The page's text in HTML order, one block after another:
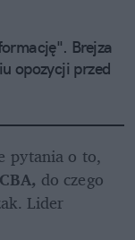
Brejza
opozycji przed
pytania o to,
do czego
Lider